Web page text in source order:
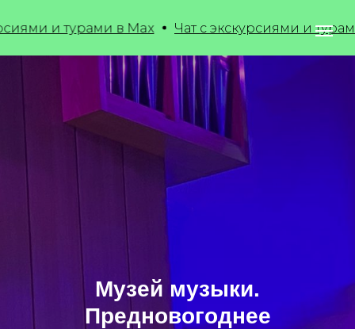
турами в Max Чат с экскурсиями и турами в Max
Музей музыки.
Предновогоднее